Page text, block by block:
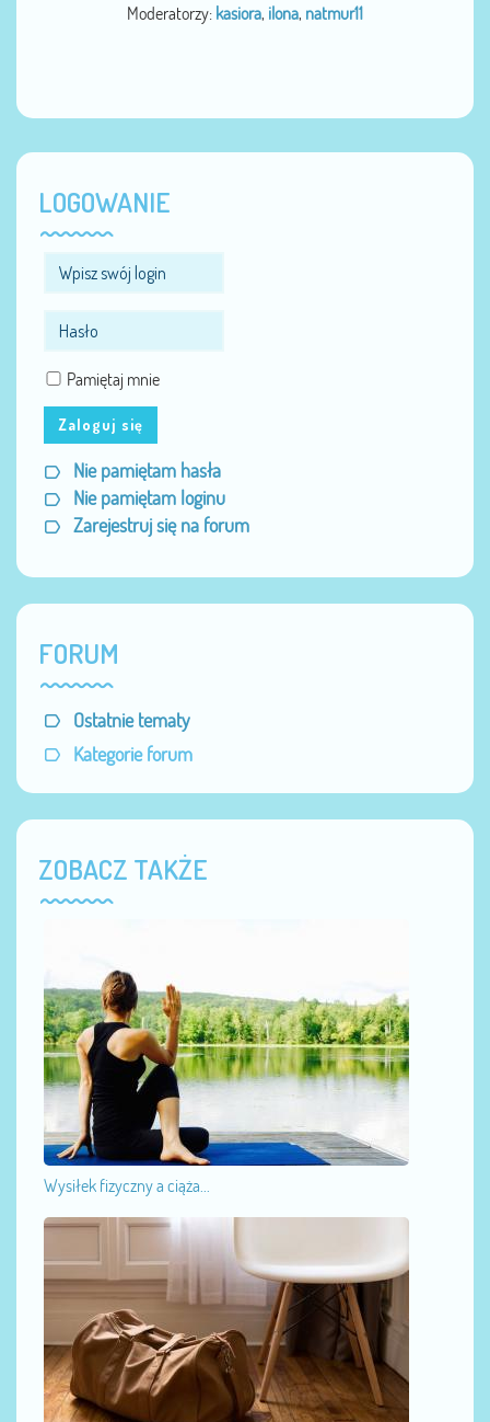
Moderatorzy: kasiora, ilona, natmur11
LOGOWANIE
Pamiętaj mnie
Zaloguj się
Nie pamiętam hasła
Nie pamiętam loginu
Zarejestruj się na forum
FORUM
Ostatnie tematy
Kategorie forum
ZOBACZ TAKŻE
Wysiłek fizyczny a ciąża...